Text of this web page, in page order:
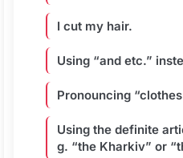
I cut my hair.
Using “and etc.”
Pronouncing
Using the definite
g. “the Kharkiv” or